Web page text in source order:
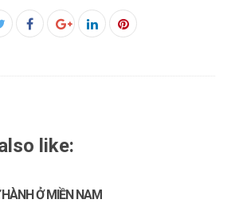
Facebook
like:
Ở MIỀN NAM